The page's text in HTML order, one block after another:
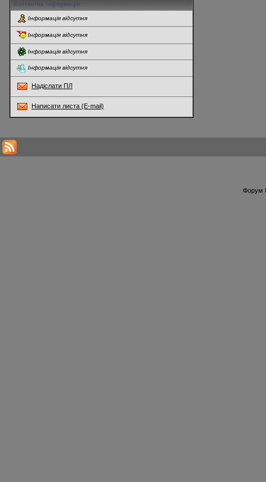
Контактна інформація
Інформація відсутня
Інформація відсутня
Інформація відсутня
Інформація відсутня
Надіслати ПЛ
Написати листа (E-mail)
Форум